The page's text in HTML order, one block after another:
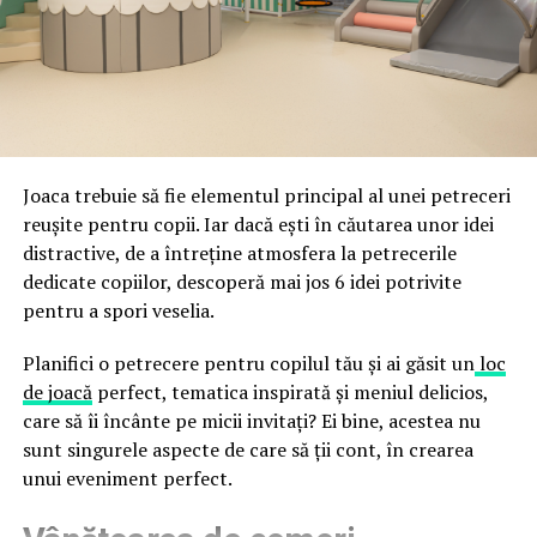
astfel încât confortul și estetica să funcționeze
împreună, nu în tensiune una cu cealaltă, pe toată
durata de viață a amenajării, indiferent de câte sezoane
fraude care exploatează încrederea în brand.
Directoratul Național de Securitate Cibernetică (DNSC)
false până la tentative de furt al datelor personale și
financiare. Instituția recomandă verificarea atentă a
sursei mesajelor și raportarea incidentelor la numărul
unic 1911.
Campaniile identificate în ultimele săptămâni folosesc
false de streaming, coduri QR malițioase și mesaje care
promit bilete, rambursări, premii sau acces gratuit la
meciuri. FBI a emis în luna mai un avertisment privind
site-urile care clonează platforma oficială prin
modificări minore ale denumirii domeniului, precum
Joaca trebuie să fie elementul principal al unei petreceri
reușite pentru copii. Iar dacă ești în căutarea unor idei
distractive, de a întreține atmosfera la petrecerile
dedicate copiilor, descoperă mai jos 6 idei potrivite
pentru a spori veselia.
Planifici o petrecere pentru copilul tău și ai găsit unloc
de joacăperfect, tematica inspirată și meniul delicios,
care să îi încânte pe micii invitați? Ei bine, acestea nu
sunt singurele aspecte de care să ții cont, în crearea
unui eveniment perfect.